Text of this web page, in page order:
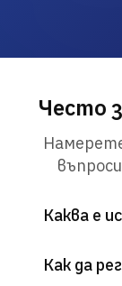
Често
Каква е
Как да